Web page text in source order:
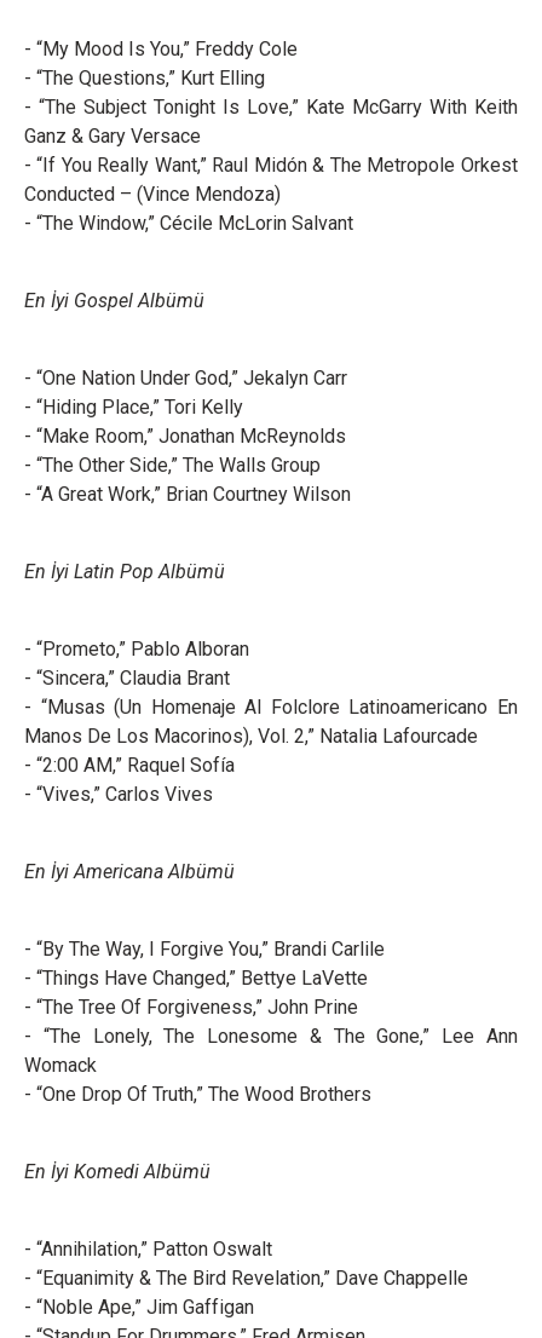
- “My Mood Is You,” Freddy Cole
- “The Questions,” Kurt Elling
- “The Subject Tonight Is Love,” Kate McGarry With Keith
Ganz & Gary Versace
- “If You Really Want,” Raul Midón & The Metropole Orkest
Conducted – (Vince Mendoza)
- “The Window,” Cécile McLorin Salvant
En İyi Gospel Albümü
- “One Nation Under God,” Jekalyn Carr
- “Hiding Place,” Tori Kelly
- “Make Room,” Jonathan McReynolds
- “The Other Side,” The Walls Group
- “A Great Work,” Brian Courtney Wilson
En İyi Latin Pop Albümü
- “Prometo,” Pablo Alboran
- “Sincera,” Claudia Brant
- “Musas (Un Homenaje Al Folclore Latinoamericano En
Manos De Los Macorinos), Vol. 2,” Natalia Lafourcade
- “2:00 AM,” Raquel Sofía
- “Vives,” Carlos Vives
En İyi Americana Albümü
- “By The Way, I Forgive You,” Brandi Carlile
- “Things Have Changed,” Bettye LaVette
- “The Tree Of Forgiveness,” John Prine
- “The Lonely, The Lonesome & The Gone,” Lee Ann
Womack
- “One Drop Of Truth,” The Wood Brothers
En İyi Komedi Albümü
- “Annihilation,” Patton Oswalt
- “Equanimity & The Bird Revelation,” Dave Chappelle
- “Noble Ape,” Jim Gaffigan